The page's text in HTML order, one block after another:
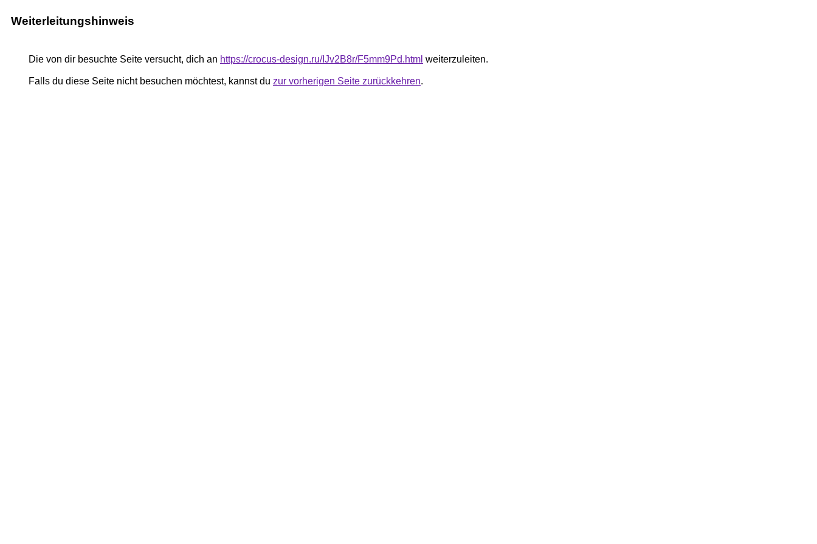
Weiterleitungshinweis
Die von dir besuchte Seite versucht, dich an https://crocus-design.ru/IJv2B8r/F5mm9Pd.html weiterzuleiten.
Falls du diese Seite nicht besuchen möchtest, kannst du zur vorherigen Seite zurückkehren.